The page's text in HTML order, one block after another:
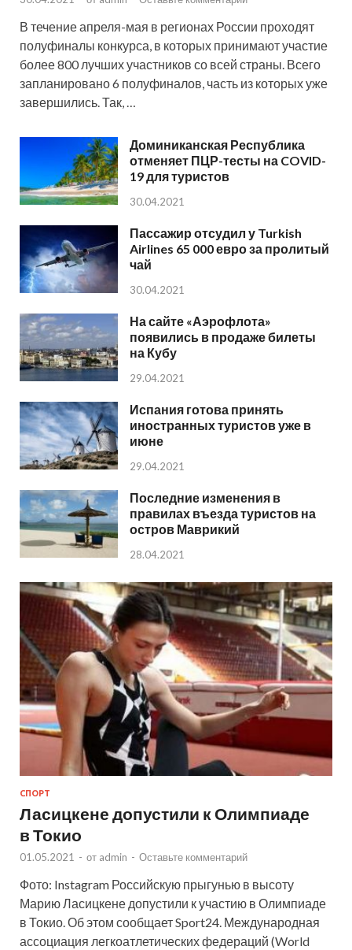
В течение апреля-мая в регионах России проходят
полуфиналы конкурса, в которых принимают участие
более 800 лучших участников со всей страны. Всего
запланировано 6 полуфиналов, часть из которых уже
завершились. Так, …
Доминиканская Республика
отменяет ПЦР-тесты на COVID-
19 для туристов
30.04.2021
Пассажир отсудил у Turkish
Airlines 65 000 евро за пролитый
чай
30.04.2021
На сайте «Аэрофлота»
появились в продаже билеты
на Кубу
29.04.2021
Испания готова принять
иностранных туристов уже в
июне
29.04.2021
Последние изменения в
правилах въезда туристов на
остров Маврикий
28.04.2021
СПОРТ
Ласицкене допустили к Олимпиаде
в Токио
01.05.2021 - от admin - Оставьте комментарий
Фото: Instagram Российскую прыгунью в высоту
Марию Ласицкене допустили к участию в Олимпиаде
в Токио. Об этом сообщает Sport24. Международная
ассоциация легкоатлетических федераций (World